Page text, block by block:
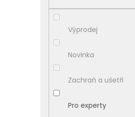
Výprodej
Novinka
Zachraň a ušetři
Pro experty